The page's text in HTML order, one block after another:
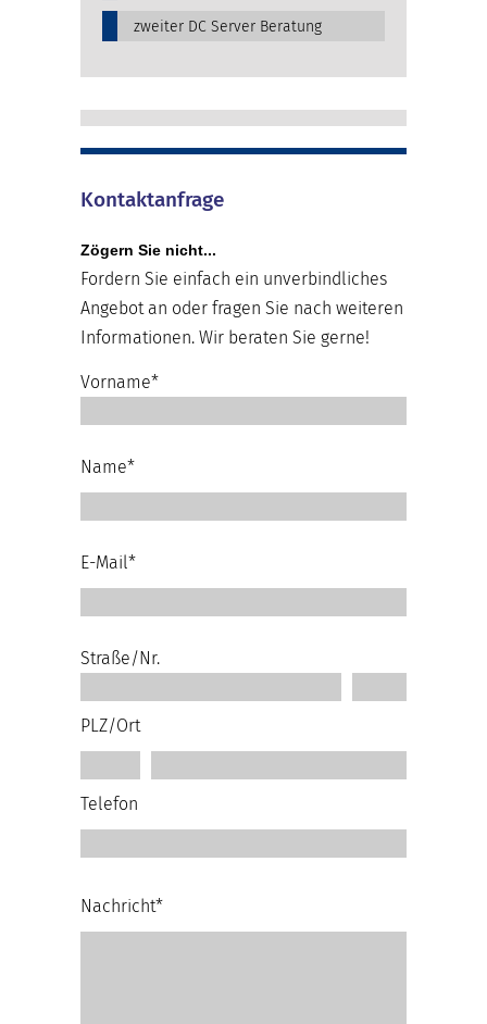
zweiter DC Server Beratung
Kontaktanfrage
Zögern Sie nicht...
Fordern Sie einfach ein unverbindliches
Angebot an oder fragen Sie nach weiteren
Informationen. Wir beraten Sie gerne!
Vorname*
Name*
E-Mail*
Straße/Nr.
PLZ/Ort
Telefon
Nachricht*